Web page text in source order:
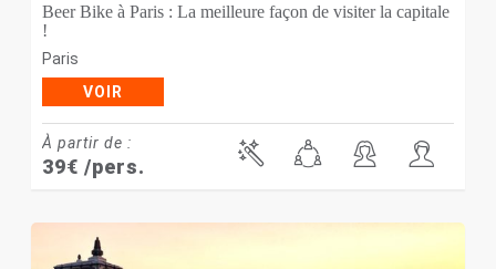
Beer Bike à Paris : La meilleure façon de visiter la capitale
!
Paris
VOIR
À partir de :
39€ /pers.